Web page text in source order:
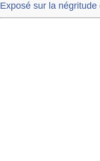
Exposé sur la négritude